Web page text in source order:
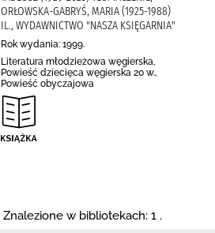
ORŁOWSKA-GABRYŚ, MARIA (1925-1988)
IL., WYDAWNICTWO "NASZA KSIĘGARNIA"
Rok wydania: 1999.
Literatura młodzieżowa węgierska,
Powieść dziecięca węgierska 20 w.,
Powieść obyczajowa
Znalezione w bibliotekach: 1 .